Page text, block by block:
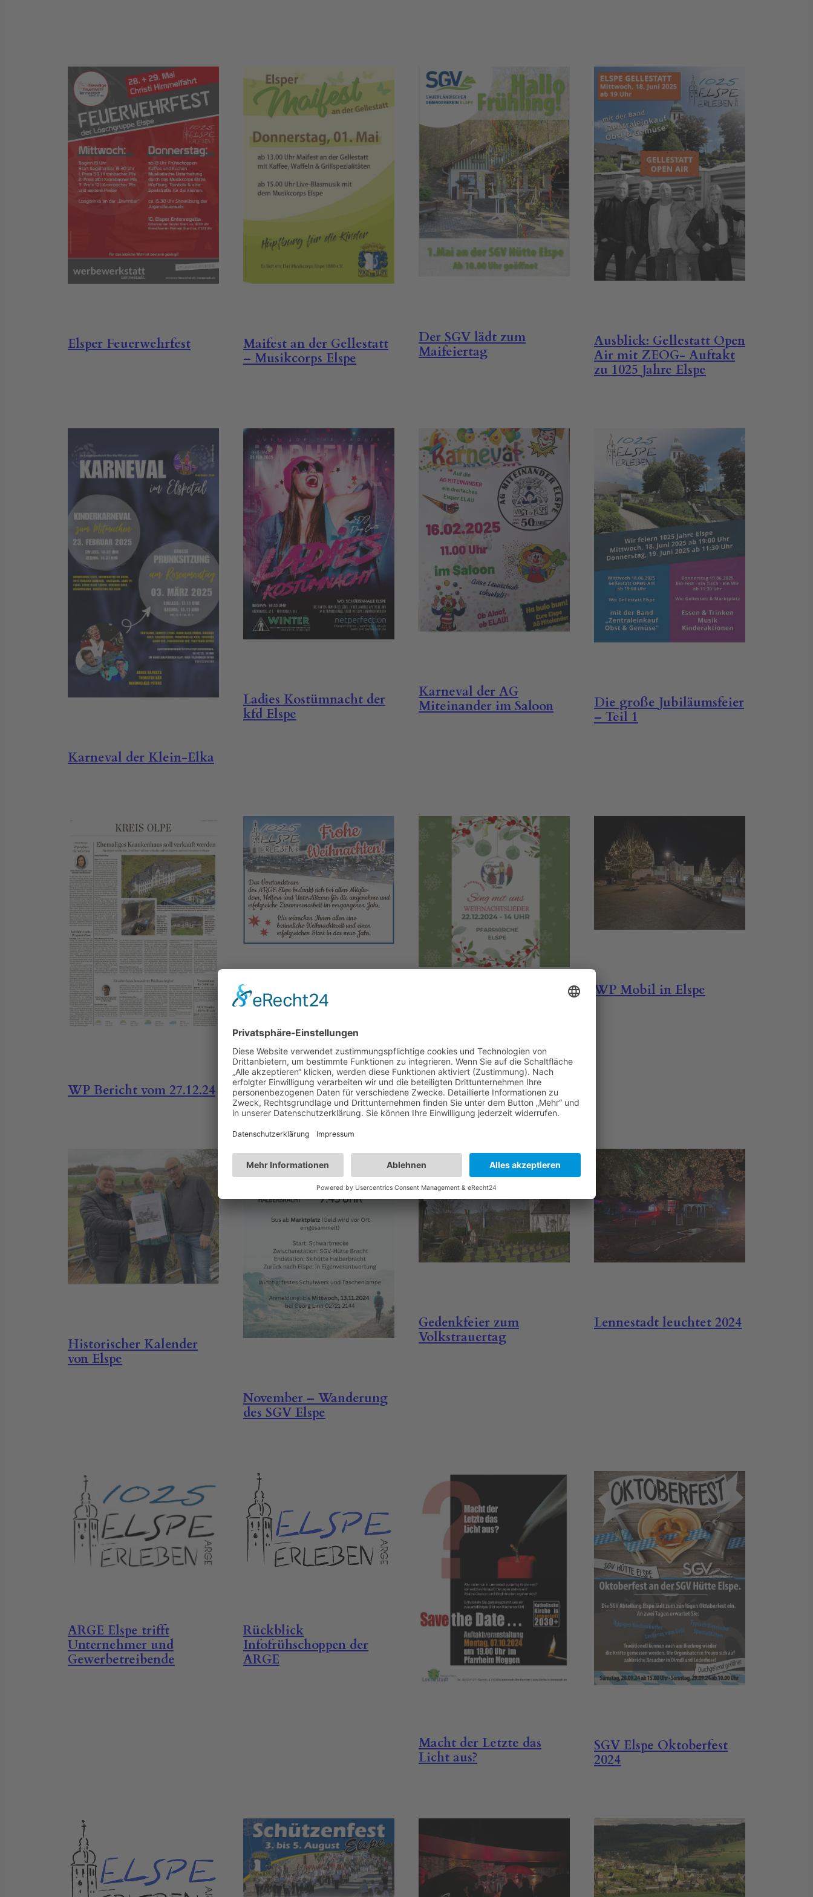
Elsper Feuerwehrfest
Maifest an der Gellestatt
– Musikcorps Elspe
Der SGV lädt zum
Maifeiertag
Ausblick: Gellestatt Open
Air mit ZEOG- Auftakt
zu 1025 Jahre Elspe
Karneval der Klein-Elka
Ladies Kostümnacht der
kfd Elspe
Karneval der AG
Miteinander im Saloon
Die große Jubiläumsfeier
– Teil 1
WP Bericht vom 27.12.24
Wir wünschen „Frohe
Weihnachtslieder“
WP Mobil in Elspe
Historischer Kalender
von Elspe
November – Wanderung
des SGV Elspe
Gedenkfeier zum
Volkstrauertag
Lennestadt leuchtet 2024
ARGE Elspe trifft
Unternehmer und
Gewerbetreibende
Rückblick
Infofrühschoppen der
ARGE
Macht der Letzte das
Licht aus?
SGV Elspe Oktoberfest
2024